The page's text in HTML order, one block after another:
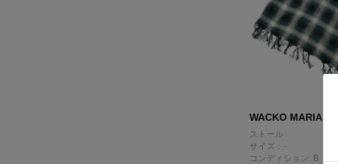
WACKO MARIA
ストール
サイズ：-
コンディション: B